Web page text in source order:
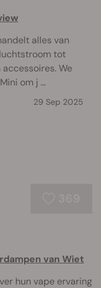
alles van
tot
We
om j ...
29 Sep 2025
van Wiet
hun vape ervaring